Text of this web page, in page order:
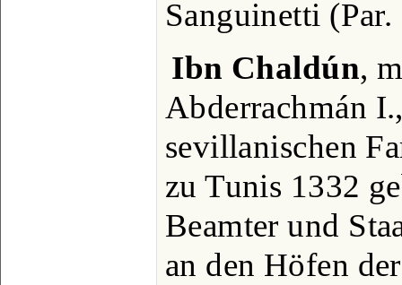
Sanguinetti
Ibn Chaldún,
Abderrachmán
sevillanischen
zu Tunis 1332
Beamter und
an den Höfen